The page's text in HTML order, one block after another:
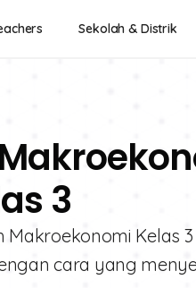
Sekolah & Distrik
3
Kelas
cara yang